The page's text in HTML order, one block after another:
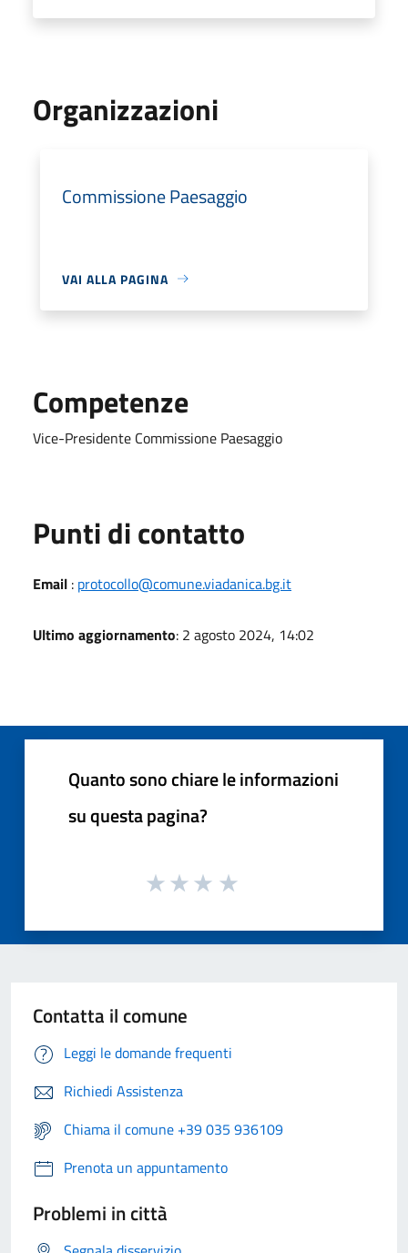
Organizzazioni
Commissione Paesaggio
VAI ALLA PAGINA
Competenze
Vice-Presidente Commissione Paesaggio
Punti di contatto
Email : protocollo@comune.viadanica.bg.it
Ultimo aggiornamento: 2 agosto 2024, 14:02
Quanto sono chiare le informazioni
su questa pagina?
Contatta il comune
Leggi le domande frequenti
Richiedi Assistenza
Chiama il comune +39 035 936109
Prenota un appuntamento
Problemi in città